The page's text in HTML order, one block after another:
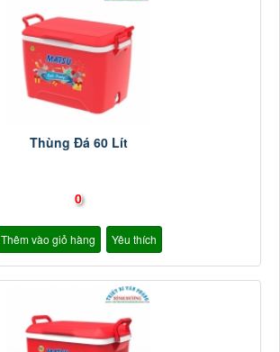
Thùng Đá 60 Lít
0
Thêm vào giỏ hàng Yêu thích